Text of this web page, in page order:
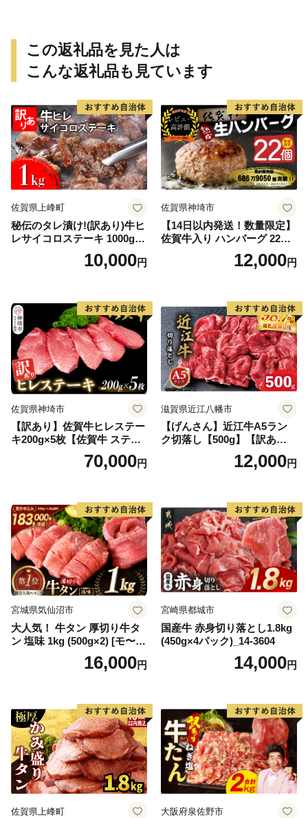
この返礼品を見た人は
こんな返礼品も見ています
佐賀県上峰町
秘伝のタレ漬け!(訳あり)牛ヒ
レサイコロステーキ 1000g
10,000円
佐賀県神埼市
【14日以内発送！数量限定】
佐賀牛入り ハンバーグ 22個
2.6kg(120g×22個)【佐賀牛
黒毛和牛 ブランド牛 九州 ハ
気】(H083106)
12,000円
佐賀県神埼市
【訳あり】佐賀牛ヒレステー
キ200g×5枚【佐賀牛 ステー
キ ブランド肉 ヒレ肉 フィレ
肉 ジューシー ヘルシー】(H0
70,000円
滋賀県近江八幡市
【げんさん】近江牛A5ラン
ク切落し【500g】【訳あり】
12,000円
宮城県気仙沼市
大人気！ 牛タン 厚切り牛タ
ン 塩味 1kg (500g×2) [モ〜ラ
ンド 宮城県 気仙沼市 205646
60] 肉 牛肉 精肉 牛たん 牛タ
厚切り タン
16,000円
宮崎県都城市
国産牛 赤身切り落とし1.8kg
(450g×4パック)_14-3604
14,000円
佐賀県上峰町 大阪府泉佐野市